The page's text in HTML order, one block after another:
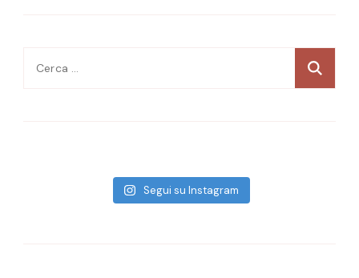
Ricerca
Segui su Instagram